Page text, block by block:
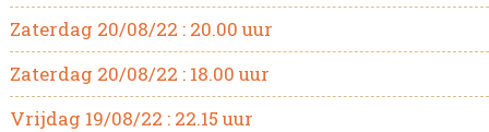
Zaterdag 20/08/22 : 20.00 uur
Zaterdag 20/08/22 : 18.00 uur
Vrijdag 19/08/22 : 22.15 uur